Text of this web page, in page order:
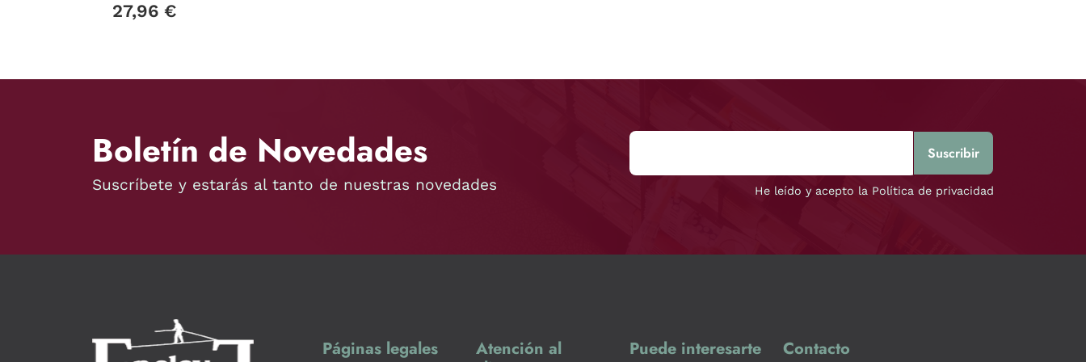
27,96 €
Boletín de Novedades
Suscríbete y estarás al tanto de nuestras novedades He leído y acepto la Política de privacidad
Páginas legales
Atención al
Puede interesarte Contacto